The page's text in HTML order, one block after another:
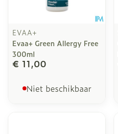
EVAA+
Evaa+ Green Allergy Free
300ml
€ 11,00
Niet beschikbaar